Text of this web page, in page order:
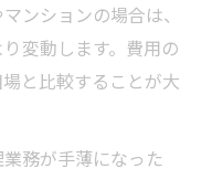
ンションの場合は、
変動します。費用の
と比較することが大
務が手薄になった